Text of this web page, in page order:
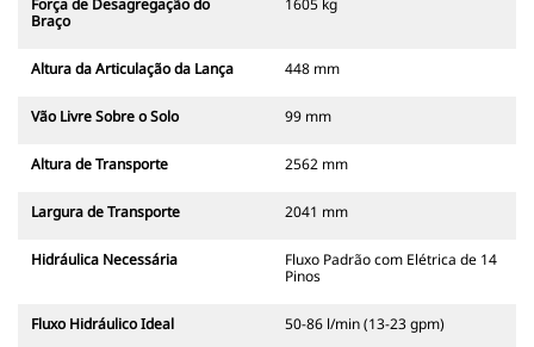
Força de Desagregação do
Braço
1605 kg
Altura da Articulação da Lança 448 mm
Vão Livre Sobre o Solo 99 mm
Altura de Transporte 2562 mm
Largura de Transporte 2041 mm
Hidráulica Necessária
Fluxo Padrão com Elétrica de 14
Pinos
Fluxo Hidráulico Ideal 50-86 l/min (13-23 gpm)